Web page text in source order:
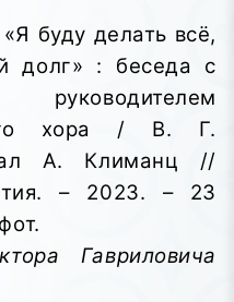
«Я буду делать всё,
долг» : беседа с
хора / В. Г.
А. Климанц //
– 2023. – 23
Гавриловича